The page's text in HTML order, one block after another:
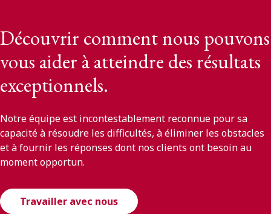
Découvrir comment nous pouvons
vous aider à atteindre des résultats
exceptionnels.
Notre équipe est incontestablement reconnue pour sa
capacité à résoudre les difficultés, à éliminer les obstacles
et à fournir les réponses dont nos clients ont besoin au
moment opportun.
Travailler avec nous